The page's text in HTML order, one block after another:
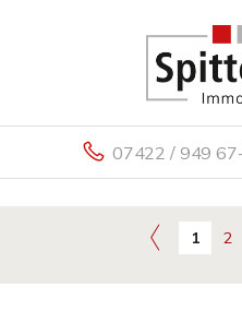
07422 / 949
1 2